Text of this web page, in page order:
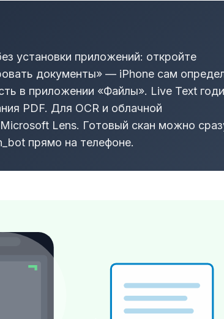
установки приложений: откройте
документы» — iPhone сам
в приложении «Файлы». Live Text
PDF. Для OCR и облачной
Lens. Готовый скан можно
прямо на телефоне.